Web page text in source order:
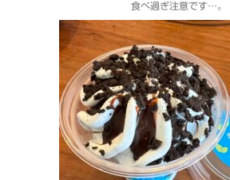
食べ過ぎ注意です…。